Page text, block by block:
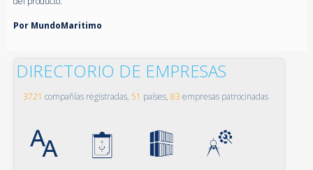
Por MundoMaritimo
DIRECTORIO DE EMPRESAS
3721 compañías registradas, 51 países, 83 empresas patrocinadas